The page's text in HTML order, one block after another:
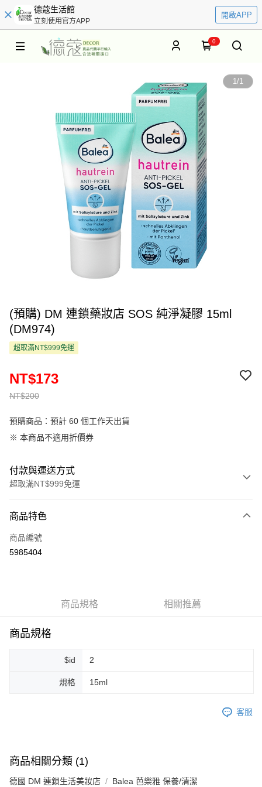
德蔻生活館
立刻使用官方APP
開啟APP
0
1/1
(預購) DM 連鎖藥妝店 SOS 純淨凝膠 15ml
(DM974)
超取滿NT$999免運
NT$200
NT$173
預購商品：預計 60 個工作天出貨
※ 本商品不適用折價券
付款與運送方式
超取滿NT$999免運
信用卡一次付款
超商取貨付款
悠遊付
全家純取貨 (先付款
每筆NT$80，滿NT$999(含以上)免運費
商品特色
商品編號
5985404
商品規格 相關推薦
商品規格
$id 2
規格 15ml
客服
商品相關分類 (1)
德國 DM 連鎖生活美妝店 Balea 芭樂雅 保養/清潔